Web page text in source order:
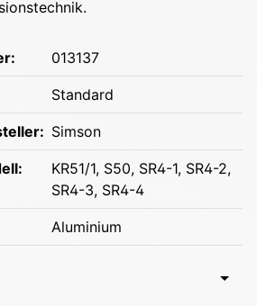
013137
Standard
Simson
KR51/1, S50, SR4-1, SR4-2,
SR4-3, SR4-4
Aluminium